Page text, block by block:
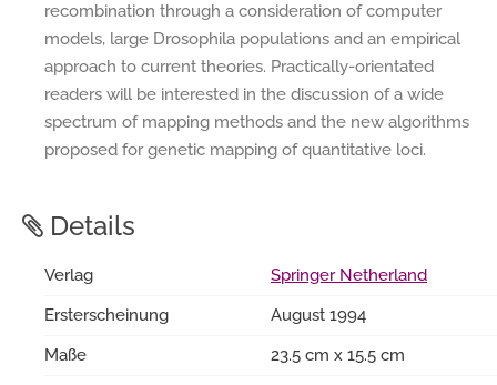
recombination through a consideration of computer
models, large Drosophila populations and an empirical
approach to current theories. Practically-orientated
readers will be interested in the discussion of a wide
spectrum of mapping methods and the new algorithms
proposed for genetic mapping of quantitative loci.
Details
Verlag
Springer Netherland
Ersterscheinung
August 1994
Maße
23.5 cm x 15.5 cm